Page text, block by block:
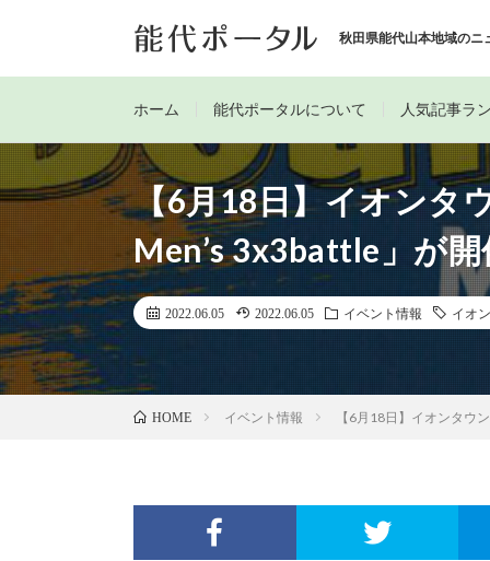
秋田県能代山本地域のニ
ホーム 能代ポータルについて 人気記事ラ
【6月18日】イオンタ
Men’s 3x3battle」が
2022.06.05 2022.06.05 イベント情報 イオ
HOME イベント情報 【6月18日】イオンタウ